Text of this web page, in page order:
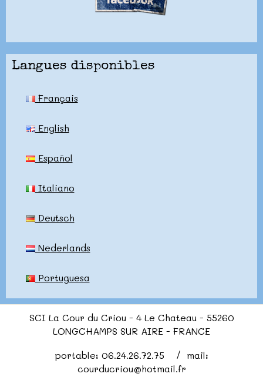
Langues disponibles
Français
English
Español
Italiano
Deutsch
Nederlands
Portuguesa
SCI La Cour du Criou - 4 Le Chateau - 55260
LONGCHAMPS SUR AIRE - FRANCE
portable: 06.24.26.72.75 / mail:
courducriou@hotmail.fr